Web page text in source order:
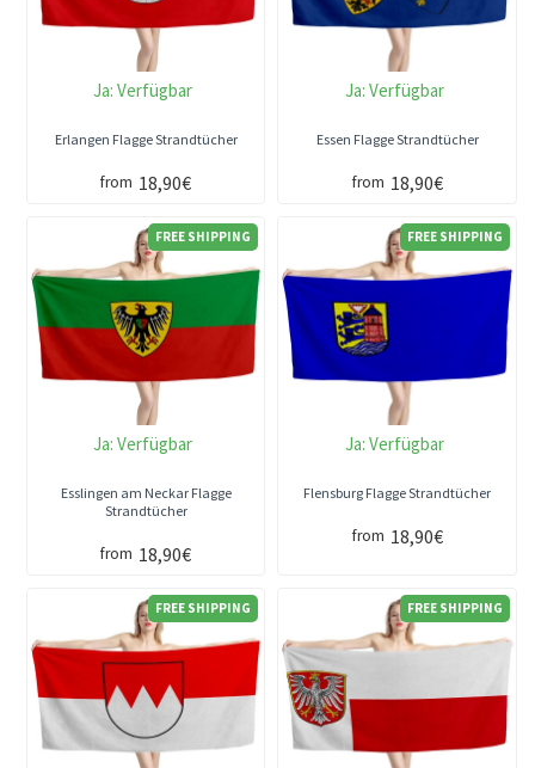
Ja: Verfügbar
Erlangen Flagge Strandtücher
from 18,90€
Ja: Verfügbar
Essen Flagge Strandtücher
from 18,90€
FREE SHIPPING
Ja: Verfügbar
Esslingen am Neckar Flagge
Strandtücher
from 18,90€
FREE SHIPPING
Ja: Verfügbar
Flensburg Flagge Strandtücher
from 18,90€
FREE SHIPPING FREE SHIPPING